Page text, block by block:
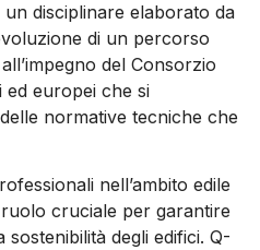
disciplinare elaborato da
di un percorso
del Consorzio
ed europei che si
normative tecniche che
nell’ambito edile
cruciale per garantire
sostenibilità degli edifici. Q-